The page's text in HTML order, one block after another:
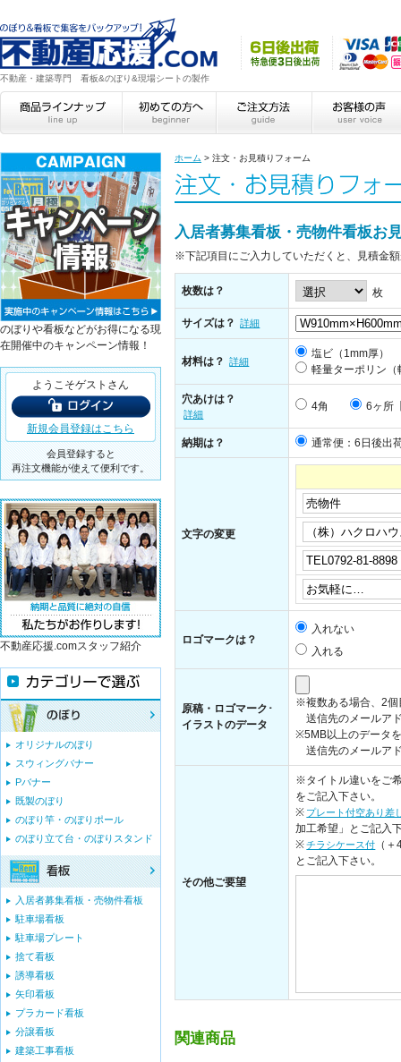
不動産・建築専門 看板&のぼり&現場シートの製作
ホーム > 注文・お見積りフォーム
入居者募集看板・売物件看板お
※下記項目にご入力していただくと、見積金
枚数は？ 枚
サイズは？ 詳細
材料は？ 詳細
塩ビ（1mm厚）
軽量ターポリン（
穴あけは？
詳細
4角 6ヶ所
納期は？ 通常便：6日後出
文字の変更
ロゴマークは？
入れない
入れる
原稿・ロゴマーク･
イラストのデータ
※複数ある場合、2個
送信先のメールア
※5MB以上のデータ
送信先のメールア
その他ご要望
※タイトル違いをご
をご記入下さい。
※ プレート付空あり差
加工希望」とご記入
※チラシケース付 （
とご記入下さい。
関連商品
のぼりや看板などがお得になる現
在開催中のキャンペーン情報！
ようこそゲストさん
新規会員登録はこちら
会員登録すると
再注文機能が使えて便利です。
不動産応援.comスタッフ紹介
オリジナルのぼり
スウィングバナー
Pバナー
既製のぼり
のぼり竿・のぼりポール
のぼり立て台・のぼりスタンド
入居者募集看板・売物件看板
駐車場看板
駐車場プレート
捨て看板
誘導看板
矢印看板
プラカード看板
分譲看板
建築工事看板